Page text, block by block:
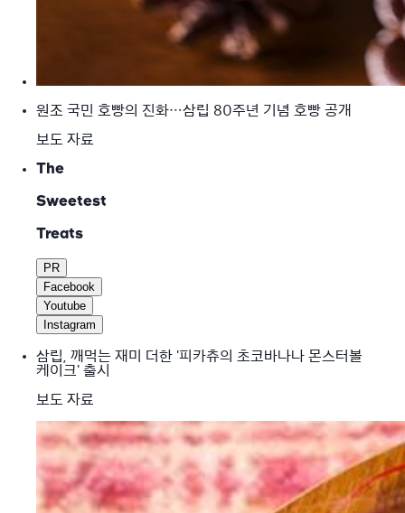
원조 국민 호빵의 진화…삼립 80주년 기념 호빵 공개
보도 자료
The
Sweetest
Treats
PR
Facebook
Youtube
Instagram
삼립, 깨먹는 재미 더한 '피카츄의 초코바나나 몬스터볼
케이크' 출시
보도 자료